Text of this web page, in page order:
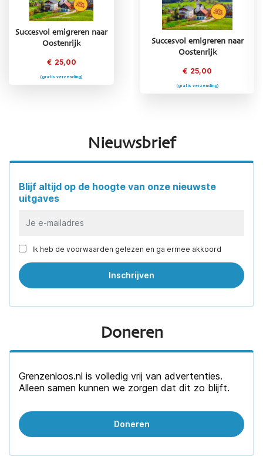
Succesvol emigreren naar
Oostenrijk
€ 25,00
(gratis verzending)
Succesvol emigreren naar
(gratis verzending)
Succesvol emigreren naar
Frankrijk
€ 25,00
(gratis verzending)
Nieuwsbrief
Blijf altijd op de hoogte van onze nieuwste
uitgaves
Ik heb de voorwaarden gelezen en ga ermee akkoord
Doneren
Grenzenloos.nl is volledig vrij van advertenties.
Alleen samen kunnen we zorgen dat dit zo blijft.
Doneren